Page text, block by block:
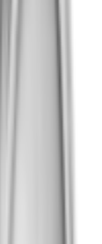
32, 36, 50, 75,
5 min
10 min
Fahrzeit: 14 min